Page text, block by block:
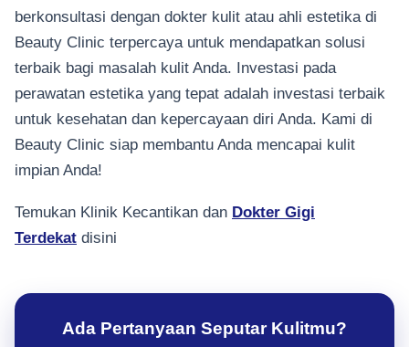
berkonsultasi dengan dokter kulit atau ahli estetika di
Beauty Clinic terpercaya untuk mendapatkan solusi
terbaik bagi masalah kulit Anda. Investasi pada
perawatan estetika yang tepat adalah investasi terbaik
untuk kesehatan dan kepercayaan diri Anda. Kami di
Beauty Clinic siap membantu Anda mencapai kulit
impian Anda!
Temukan Klinik Kecantikan dan Dokter Gigi
Terdekat disini
Ada Pertanyaan Seputar Kulitmu?